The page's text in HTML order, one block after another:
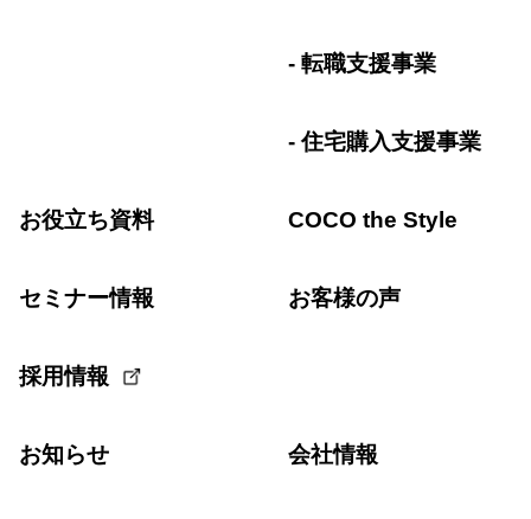
転職支援事業
住宅購入支援事業
お役立ち資料 COCO the Style
セミナー情報 お客様の声
採用情報
お知らせ 会社情報